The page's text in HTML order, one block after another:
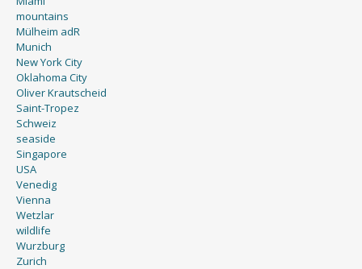
mountains
Mülheim adR
Munich
New York City
Oklahoma City
Oliver Krautscheid
Saint-Tropez
Schweiz
seaside
Singapore
USA
Venedig
Vienna
Wetzlar
wildlife
Wurzburg
Zurich